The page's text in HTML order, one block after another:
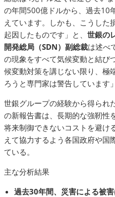
の年間500億ドルから、過去10
えています。しかも、こうした
起因したものです」と、 世銀の
開発総局 （SDN） 副総裁は述べ
の現象をすべて気候変動と結び
候変動対策を講じない限り、極
ろうと専門家は警告しています」
世銀グループの経験から得られ
の新報告書は、長期的な強靭性
将来制御できないコストを避け
えて協力するよう各国政府や国
ている。
主な分析結果
過去30年間、災害による被害